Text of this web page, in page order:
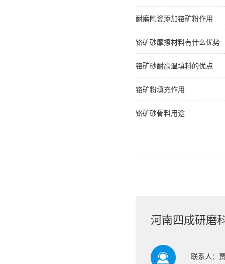
耐磨陶瓷添加铬矿粉作用
铬矿砂摩擦材料有什么优势
铬矿砂耐高温填料的优点
铬矿粉填充作用
铬矿砂骨料用途
河南四成研磨
联系人：